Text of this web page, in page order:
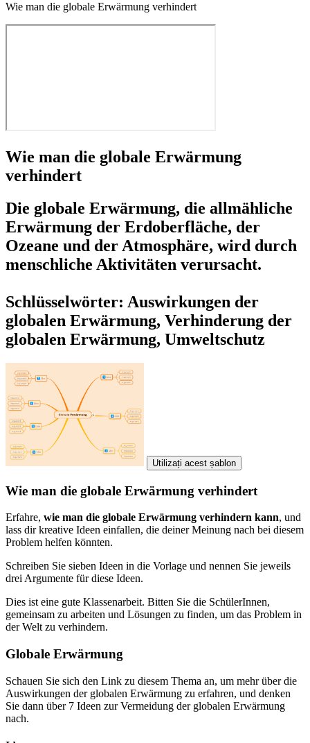
Wie man die globale Erwärmung verhindert
Wie man die globale Erwärmung
verhindert
Die globale Erwärmung, die allmähliche
Erwärmung der Erdoberfläche, der
Ozeane und der Atmosphäre, wird durch
menschliche Aktivitäten verursacht.
Schlüsselwörter: Auswirkungen der
globalen Erwärmung, Verhinderung der
globalen Erwärmung, Umweltschutz
Utilizați acest șablon
Wie man die globale Erwärmung verhindert
Erfahre, wie man die globale Erwärmung verhindern kann, und
lass dir kreative Ideen einfallen, die deiner Meinung nach bei diesem
Problem helfen könnten.
Schreiben Sie sieben Ideen in die Vorlage und nennen Sie jeweils
drei Argumente für diese Ideen.
Dies ist eine gute Klassenarbeit. Bitten Sie die SchülerInnen,
gemeinsam zu arbeiten und Lösungen zu finden, um das Problem in
der Welt zu verhindern.
Globale Erwärmung
Schauen Sie sich den Link zu diesem Thema an, um mehr über die
Auswirkungen der globalen Erwärmung zu erfahren, und denken
Sie dann über 7 Ideen zur Vermeidung der globalen Erwärmung
nach.